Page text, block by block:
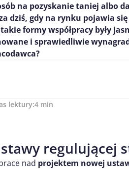
na pozyskanie taniej albo
dziś, gdy na rynku pojawia
formy współpracy były
i sprawiedliwie
lektury:4 min
regulującej
nad projektem nowej